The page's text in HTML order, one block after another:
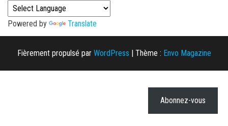
Powered by Translate
Fièrement propulsé par WordPress | Thème : Envo Magazine
Abonnez-vous